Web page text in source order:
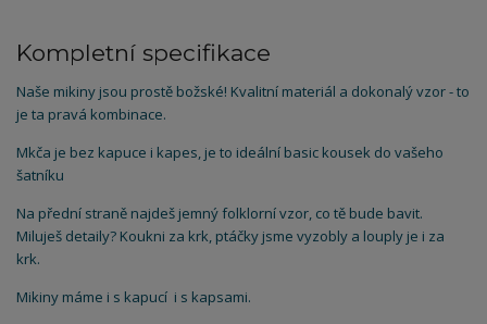
Kompletní specifikace
Naše mikiny jsou prostě božské! Kvalitní materiál a dokonalý vzor - to
je ta pravá kombinace.
Mkča je bez kapuce i kapes, je to ideální basic kousek do vašeho
šatníku
Na přední straně najdeš jemný folklorní vzor, co tě bude bavit.
Miluješ detaily? Koukni za krk, ptáčky jsme vyzobly a louply je i za
krk.
Mikiny máme i s kapucí i s kapsami.